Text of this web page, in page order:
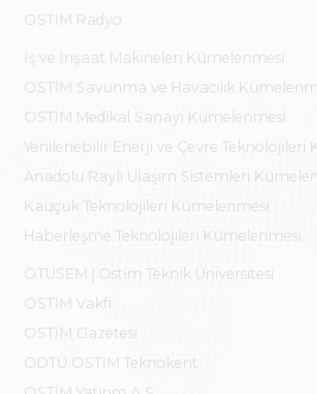
OSTİM Radyo
İş ve İnşaat Makineleri Kümelenmesi
OSTİM Savunma ve Havacılık
OSTİM Medikal Sanayi Kümelenmesi
Yenilenebilir Enerji ve Çevre Teknolojileri
Anadolu Raylı Ulaşım Sistemleri
Kauçuk Teknolojileri Kümelenmesi
Haberleşme Teknolojileri Kümelenmesi
OTÜSEM | Ostim Teknik Üniversitesi
OSTİM Vakfı
OSTİM Gazetesi
ODTÜ OSTİM Teknokent